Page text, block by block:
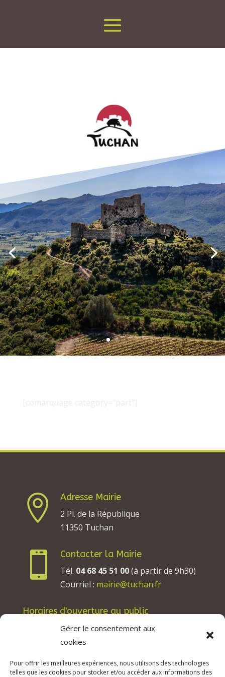
Gérer le consentement aux
cookies
Pour offrir les meilleures expériences, nous utilisons des technologies
telles que les cookies pour stocker et/ou accéder aux informations des

Adresse Mairie
2 Pl. de la République
11350 Tuchan

Contacter la Mairie
Tél. 04 68 45 51 00(à partir de 9h30)
Courriel : mairie@tuchan.fr
Horaires d'ouverture au public
Les lundis, mardis et jeudis : de 8h à 12h et de
13h30 à 17h30.
Les vendredis : de 8h à 12h.